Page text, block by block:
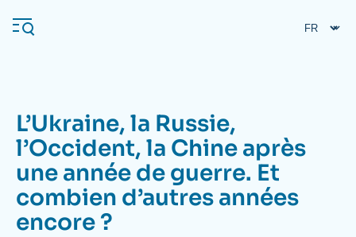
au
contenu
Navigation
principale
L'Ifri
Analyses
L’Ukraine, la Russie,
l’Occident, la Chine après
une année de guerre. Et
combien d’autres années
encore ?